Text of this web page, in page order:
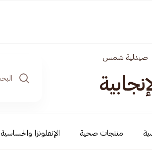
صيدلية شمس
منتجات صحية الإنفلونزا والحساسية